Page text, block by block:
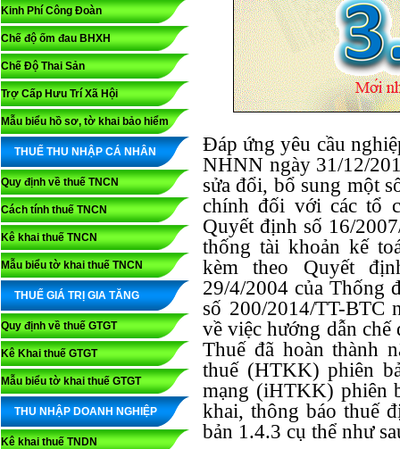
Kinh Phí Công Đoàn
Chế độ ốm đau BHXH
Chế Độ Thai Sản
Trợ Cấp Hưu Trí Xã Hội
Mẫu biểu hồ sơ, tờ khai bảo hiểm
THUẾ THU NHẬP CÁ NHÂN
Quy định về thuế TNCN
Cách tính thuế TNCN
Kê khai thuế TNCN
Mẫu biểu tờ khai thuế TNCN
THUẾ GIÁ TRỊ GIA TĂNG
Quy định về thuế GTGT
Kê Khai thuế GTGT
Mẫu biểu tờ khai thuế GTGT
THU NHẬP DOANH NGHIỆP
Kê khai thuế TNDN
Đáp ứng yêu cầu
NHNN ngày 31/12/
sửa đổi, bổ sung một
chính đối với các tổ
Quyết định số 16/
thống tài khoản kế
kèm theo Quyết
29/4/2004 của Thống
số 200/2014/TT-BTC
về việc hướng dẫn
Thuế đã hoàn thành
thuế (HTKK) phiên
mạng (iHTKK) phiên
khai, thông báo thuế
bản 1.4.3 cụ thể như